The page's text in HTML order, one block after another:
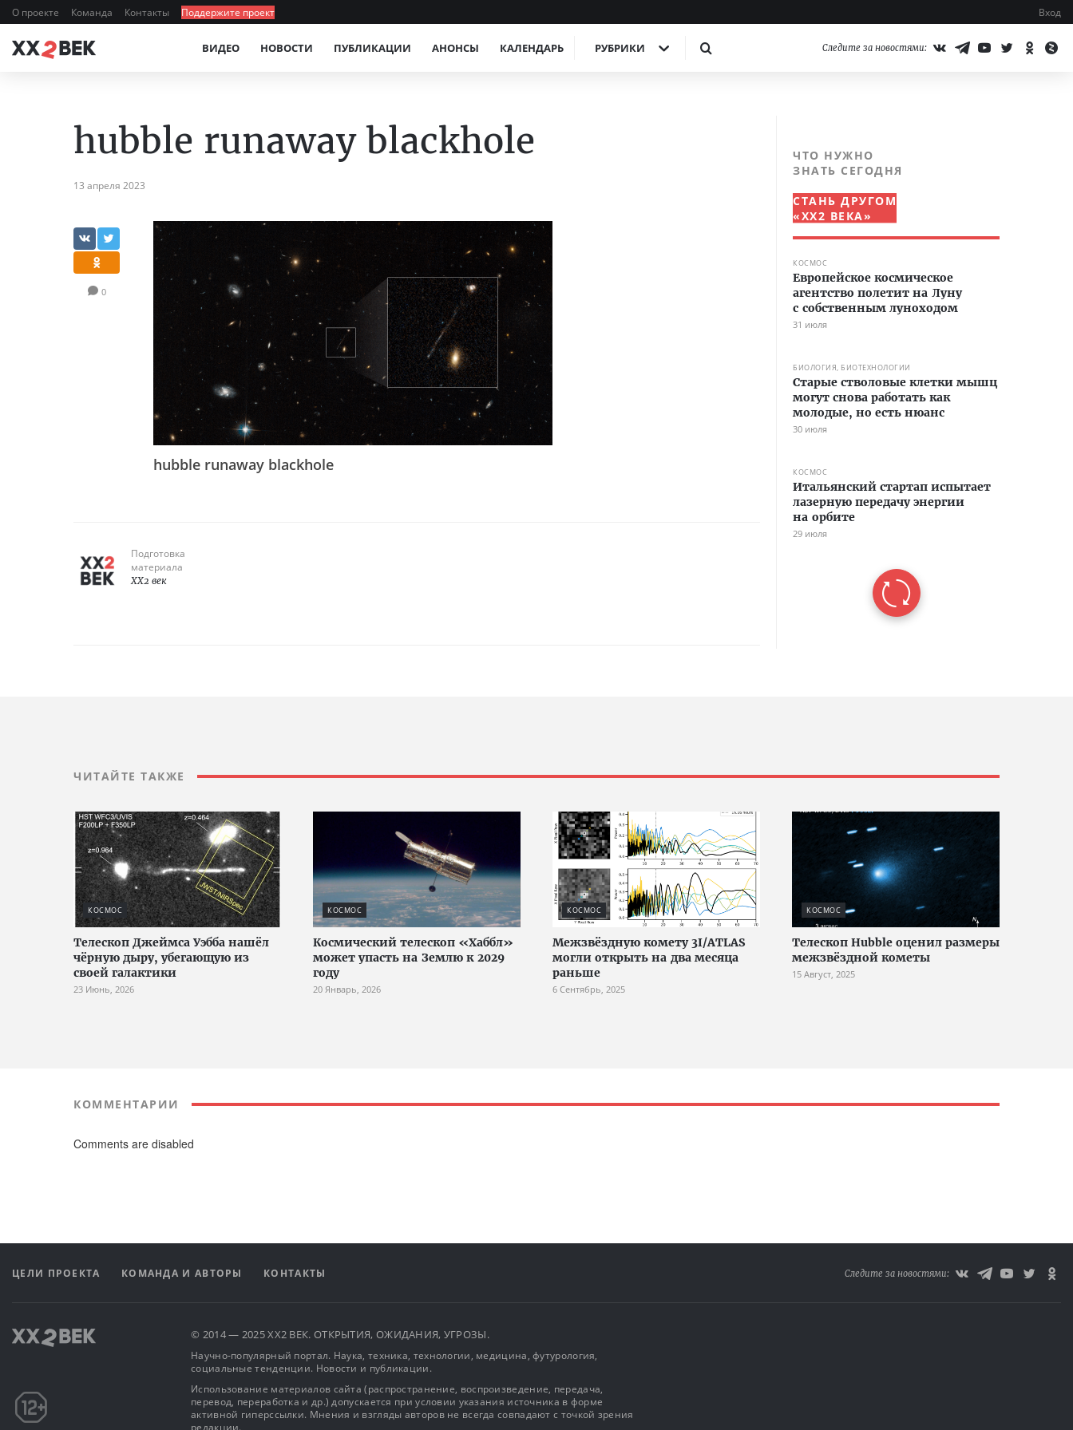
О проекте Команда Контакты Поддержите проект Вход
ВИДЕО НОВОСТИ ПУБЛИКАЦИИ АНОНСЫ КАЛЕНДАРЬ РУБРИКИ Следите за новостями:
hubble runaway blackhole
13 апреля 2023
0
hubble runaway blackhole
Подготовка
материала
XX2 век
ЧТО НУЖНО
ЗНАТЬ СЕГОДНЯ
СТАНЬ ДРУГОМ
«XX2 ВЕКА»
КОСМОС
Европейское космическое
агентство полетит на Луну
с собственным луноходом
31 июля
БИОЛОГИЯ, БИОТЕХНОЛОГИИ
Старые стволовые клетки мышц
могут снова работать как
молодые, но есть нюанс
30 июля
КОСМОС
Итальянский стартап испытает
лазерную передачу энергии
на орбите
29 июля
ЧИТАЙТЕ ТАКЖЕ
КОСМОС
Телескоп Джеймса Уэбба нашёл
чёрную дыру, убегающую из
своей галактики
23 Июнь, 2026
КОСМОС
Космический телескоп «Хаббл»
может упасть на Землю к 2029
году
20 Январь, 2026
КОСМОС
Межзвёздную комету 3I/ATLAS
могли открыть на два месяца
раньше
6 Сентябрь, 2025
КОСМОС
Телескоп Hubble оценил размеры
межзвёздной кометы
15 Август, 2025
КОММЕНТАРИИ
Comments are disabled
ЦЕЛИ ПРОЕКТА КОМАНДА И АВТОРЫ КОНТАКТЫ Следите за новостями:
© 2014 — 2025 XX2 ВЕК. ОТКРЫТИЯ, ОЖИДАНИЯ, УГРОЗЫ.
Научно-популярный портал. Наука, техника, технологии, медицина, футурология,
социальные тенденции. Новости и публикации.
Использование материалов сайта (распространение, воспроизведение, передача,
перевод, переработка и др.) допускается при условии указания источника в форме
активной гиперссылки. Мнения и взгляды авторов не всегда совпадают с точкой зрения
редакции.